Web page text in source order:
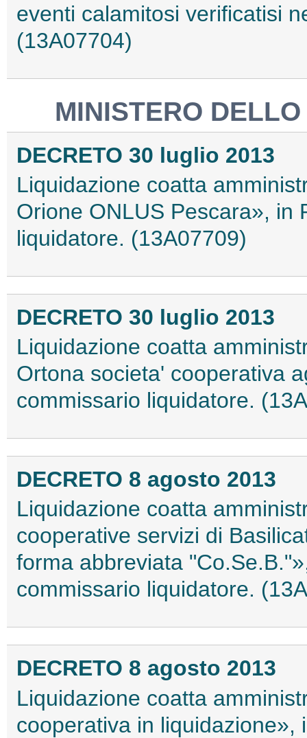
eventi calamitosi verificatisi
(13A07704)
MINISTERO
DECRETO 30 luglio 2013
Liquidazione coatta
Orione ONLUS Pescara», in
liquidatore. (13A07709)
DECRETO 30 luglio 2013
Liquidazione coatta
Ortona societa' cooperativa
commissario liquidatore.
DECRETO 8 agosto 2013
Liquidazione coatta
cooperative servizi di
forma abbreviata
commissario liquidatore.
DECRETO 8 agosto 2013
Liquidazione coatta
cooperativa in liquidazione»,